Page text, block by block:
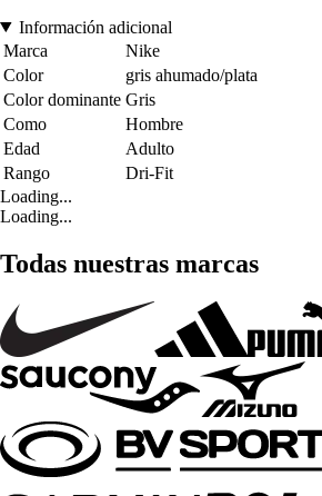
Información adicional
Marca
Nike
Color
gris ahumado/plata
Color dominante Gris
Como
Hombre
Edad
Adulto
Rango
Dri-Fit
Loading...
Loading...
Todas nuestras marcas